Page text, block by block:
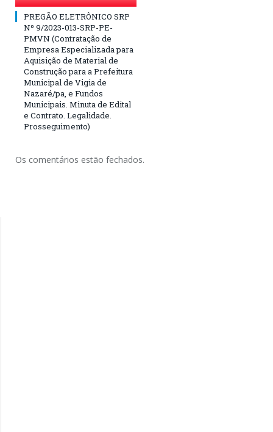
PREGÃO ELETRÔNICO SRP
Nº 9/2023-013-SRP-PE-
PMVN (Contratação de
Empresa Especializada para
Aquisição de Material de
Construção para a Prefeitura
Municipal de Vigia de
Nazaré/pa, e Fundos
Municipais. Minuta de Edital
e Contrato. Legalidade.
Prosseguimento)
Os comentários estão fechados.